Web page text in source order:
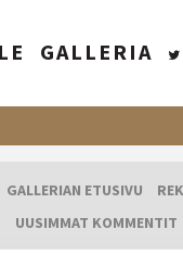
GALLERIA
GALLERIAN ETUSIVU
UUSIMMAT KOMMENTIT